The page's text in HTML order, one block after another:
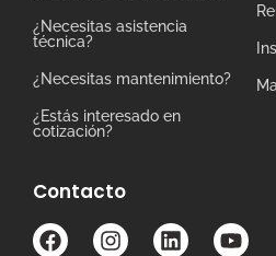
¿Necesitas asistencia
técnica?
¿Necesitas mantenimiento?
¿Estás interesado en
cotización?
Contacto